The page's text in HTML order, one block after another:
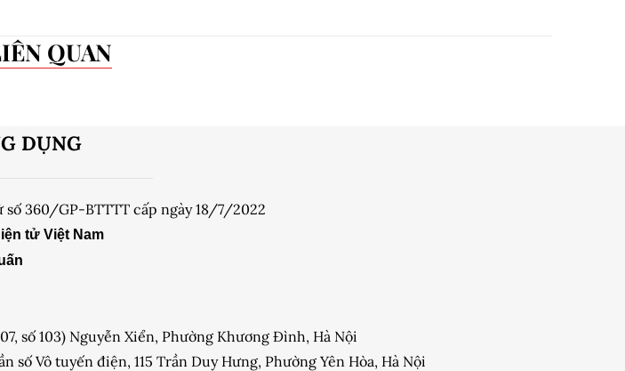
QUAN
DỤNG
360/GP-BTTTT cấp ngày 18/7/2022
tử Việt Nam
số 103) Nguyễn Xiển, Phường Khương Đình, Hà Nội
số Vô tuyến điện, 115 Trần Duy Hưng, Phường Yên Hòa, Hà Nội